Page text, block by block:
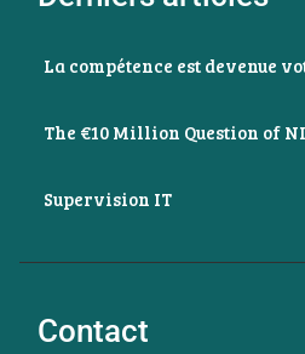
La compétence est devenue
The €10 Million Question of
Supervision IT
Contact